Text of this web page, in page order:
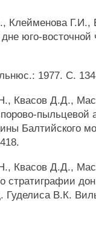
Клейменова
юго-восточной
1977. С.
Квасов Д.Д.,
пыльцевой
Балтийского
Квасов Д.Д.,
В.К.